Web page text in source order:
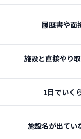
履歴書や面
施設と直接やり
1日でいく
施設名が出てい